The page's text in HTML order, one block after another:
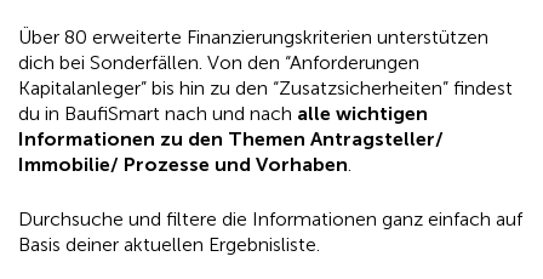
Über 80 erweiterte Finanzierungskriterien unterstützen
dich bei Sonderfällen. Von den “Anforderungen
Kapitalanleger” bis hin zu den “Zusatzsicherheiten” findest
du in BaufiSmart nach und nach alle wichtigen
Informationen zu den Themen Antragsteller/
Immobilie/ Prozesse und Vorhaben.
Durchsuche und filtere die Informationen ganz einfach auf
Basis deiner aktuellen Ergebnisliste.